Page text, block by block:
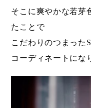
そこに爽やかな若芽
たことで
こだわりのつまった
コーディネートにな